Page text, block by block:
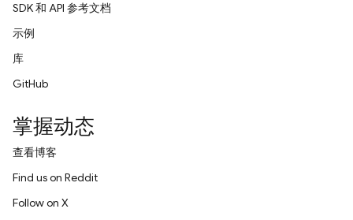
SDK 和 API 参考文档
示例
库
GitHub
掌握动态
查看博客
Find us on Reddit
Follow on X